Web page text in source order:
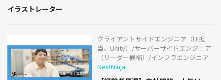
イラストレーター
クライアントサイドエンジニア（UI担
当、Unity）/サーバーサイドエンジニア
（リーダー候補）/インフラエンジニア
NextNinja